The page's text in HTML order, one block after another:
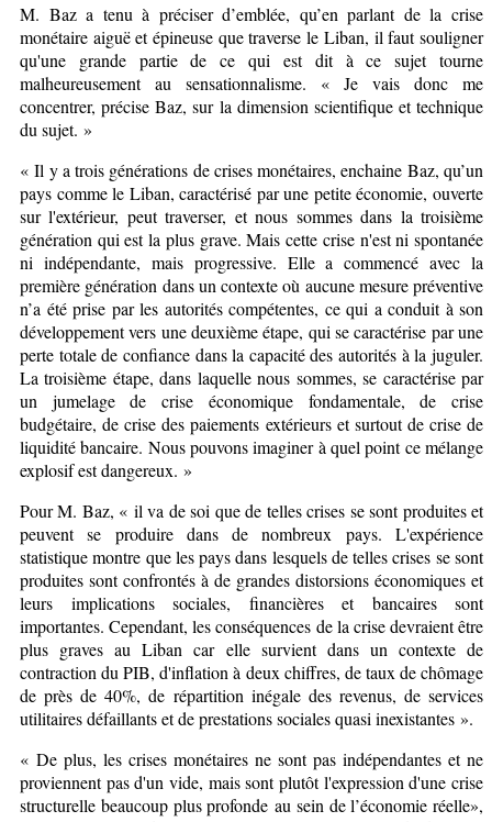
M. Baz a tenu à préciser d’emblée, qu’en parlant de la crise
monétaire aiguë et épineuse que traverse le Liban, il faut souligner
qu'une grande partie de ce qui est dit à ce sujet tourne
malheureusement au sensationnalisme. « Je vais donc me
concentrer, précise Baz, sur la dimension scientifique et technique
du sujet. »
« Il y a trois générations de crises monétaires, enchaine Baz, qu’un
pays comme le Liban, caractérisé par une petite économie, ouverte
sur l'extérieur, peut traverser, et nous sommes dans la troisième
génération qui est la plus grave. Mais cette crise n'est ni spontanée
ni indépendante, mais progressive. Elle a commencé avec la
première génération dans un contexte où aucune mesure préventive
n’a été prise par les autorités compétentes, ce qui a conduit à son
développement vers une deuxième étape, qui se caractérise par une
perte totale de confiance dans la capacité des autorités à la juguler.
La troisième étape, dans laquelle nous sommes, se caractérise par
un jumelage de crise économique fondamentale, de crise
budgétaire, de crise des paiements extérieurs et surtout de crise de
liquidité bancaire. Nous pouvons imaginer à quel point ce mélange
explosif est dangereux. »
Pour M. Baz, « il va de soi que de telles crises se sont produites et
peuvent se produire dans de nombreux pays. L'expérience
statistique montre que les pays dans lesquels de telles crises se sont
produites sont confrontés à de grandes distorsions économiques et
leurs implications sociales, financières et bancaires sont
importantes. Cependant, les conséquences de la crise devraient être
plus graves au Liban car elle survient dans un contexte de
contraction du PIB, d'inflation à deux chiffres, de taux de chômage
de près de 40%, de répartition inégale des revenus, de services
utilitaires défaillants et de prestations sociales quasi inexistantes ».
« De plus, les crises monétaires ne sont pas indépendantes et ne
proviennent pas d'un vide, mais sont plutôt l'expression d'une crise
structurelle beaucoup plus profonde au sein de l’économie réelle»,